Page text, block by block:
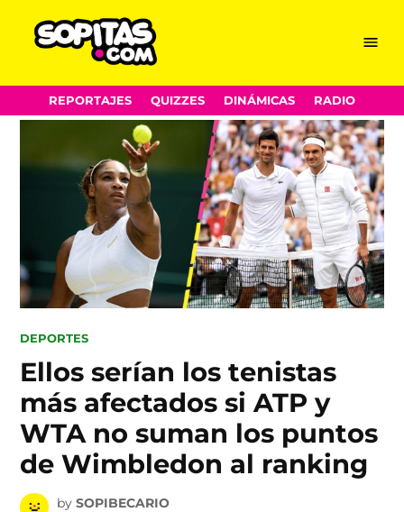
Skip
to
Menu
REPORTAJES QUIZZES DINÁMICAS RADIO
POSTED
DEPORTES
Ellos serían los tenistas
más afectados si ATP y
WTA no suman los puntos
de Wimbledon al ranking
by SOPIBECARIO